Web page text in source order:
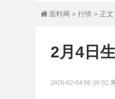
 面料网 > 行情 > 正文
2月4日
2026-02-04 08:30:02